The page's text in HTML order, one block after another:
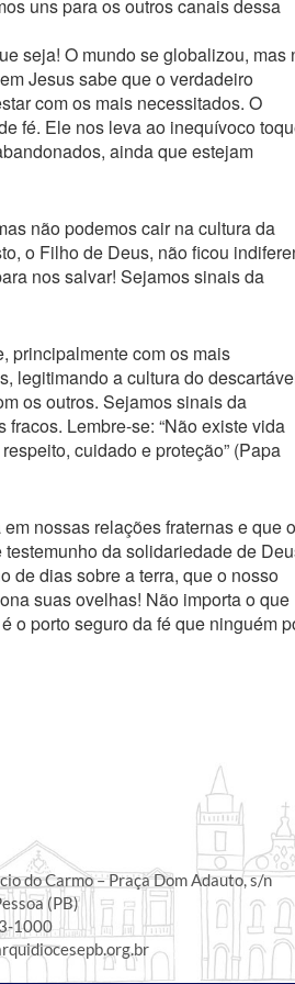
uns para os outros canais dessa
seja! O mundo se globalizou, mas
Jesus sabe que o verdadeiro
com os mais necessitados. O
fé. Ele nos leva ao inequívoco
ainda que estejam
não podemos cair na cultura da
o Filho de Deus, não ficou
nos salvar! Sejamos sinais da
principalmente com os mais
legitimando a cultura do
os outros. Sejamos sinais da
Lembre-se: “Não existe vida
cuidado e proteção” (Papa
nossas relações fraternas e que o
da solidariedade de
de dias sobre a terra, que o nosso
suas ovelhas! Não importa o que
o porto seguro da fé que ninguém
do Carmo – Praça Dom Adauto, s/n
(PB)
1000